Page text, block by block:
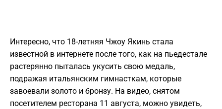
Интересно, что 18-летняя Чжоу Якинь стала
известной в интернете после того, как на пьедестале
растерянно пыталась укусить свою медаль,
подражая итальянским гимнасткам, которые
завоевали золото и бронзу. На видео, снятом
посетителем ресторана 11 августа, можно увидеть,